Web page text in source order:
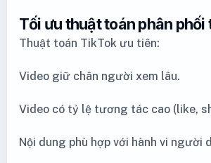
Tối ưu thuật toán phân phối
Thuật toán TikTok ưu tiên:
Video giữ chân người xem lâu.
Video có tỷ lệ tương tác cao (like,
Nội dung phù hợp với hành vi người